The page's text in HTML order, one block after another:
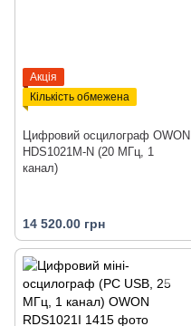
Акція
Кількість обмежена
Цифровий осцилограф OWON
HDS1021M-N (20 МГц, 1
канал)
14 520.00 грн